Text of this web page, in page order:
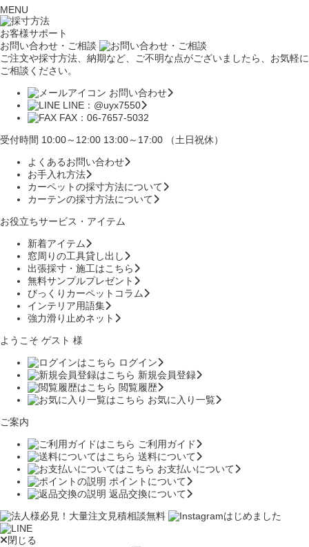
MENU
お客様サポート
お問い合わせ・ご相談
ご注文や採寸方法、納期など、ご不明な点がございましたら、お気軽に
ご相談ください。
お問い合わせ
LINE：@uyx7550
FAX：06-7657-5032
受付時間 10:00～12:00 13:00～17:00 （土日祝休）
よくあるお問い合わせ
お手入れ方法
カーペットの採寸方法について
カーテンの採寸方法について
お役立ちサービス・アイテム
新着アイテム
窓周りの工具貸し出し
出張採寸・施工はこちら
無料サンプルプレゼント
びっくりカーペットコラム
インテリア用語集
強力滑り止めネット
ようこそ ゲスト 様
ログイン
新規会員登録
閲覧履歴
お気に入り一覧
ご案内
ご利用ガイド
送料について
お支払いについて
ポイントについて
返品交換について
閉じる